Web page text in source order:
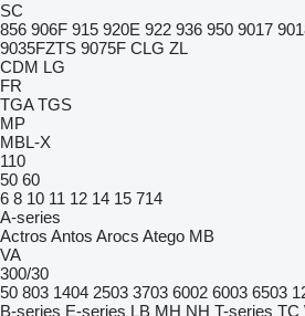
SC
856 906F 915 920E 922 936 950 9017
9035FZTS 9075F CLG ZL
CDM LG
FR
TGA TGS
MP
MBL-X
110
50 60
6 8 10 11 12 14 15 714
A-series
Actros Antos Arocs Atego MB
VA
300/30
50 803 1404 2503 3703 6002 6003 6503
B-series E-series LB MH NH T-series TC